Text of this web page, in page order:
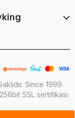
Since 1999.
SSL sertifikası